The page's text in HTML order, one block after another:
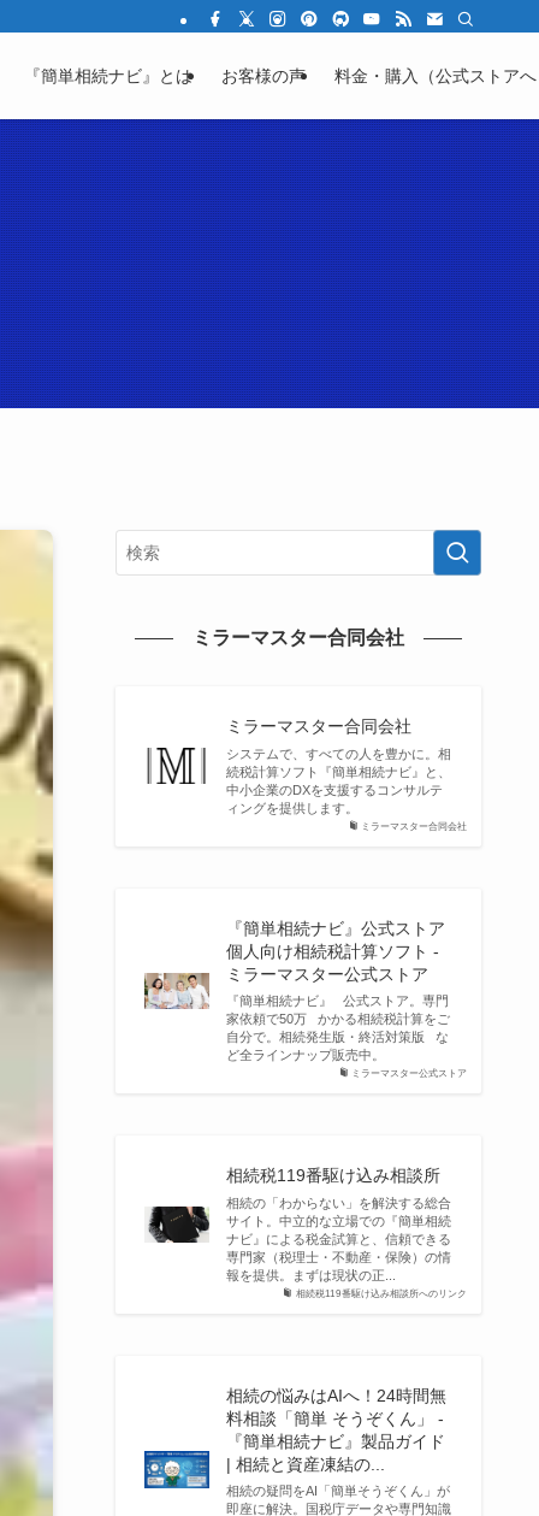
不安を「わかる」に変える教育サイト
『簡単相続ナビ』とは お客様の声 料金・購入（公式ストア
ミラーマスター合同会社
ミラーマスター合同会社
ミラーマスター合同会社
システムで、すべての人を豊かに。相
続税計算ソフト『簡単相続ナビ』と、
中小企業のDXを支援するコンサルテ
ィングを提供します。
ミラーマスター公式ストア
『簡単相続ナビ』公式ストア
個人向け相続税計算ソフト -
ミラーマスター公式ストア
『簡単相続ナビ』 公式ストア。専門
家依頼で50万 かかる相続税計算をご
自分で。相続発生版・終活対策版 な
ど全ラインナップ販売中。
相続税119番駆け込み相談所へのリンク
相続税119番駆け込み相談所
相続の「わからない」を解決する総合
サイト。中立的な立場での『簡単相続
ナビ』による税金試算と、信頼できる
専門家（税理士・不動産・保険）の情
報を提供。まずは現状の正...
相続の悩みはAIへ！24時間無
料相談「簡単 そうぞくん」 -
『簡単相続ナビ』製品ガイド
| 相続と資産凍結の...
相続の疑問をAI「簡単そうぞくん」が
即座に解決。国税庁データや専門知識